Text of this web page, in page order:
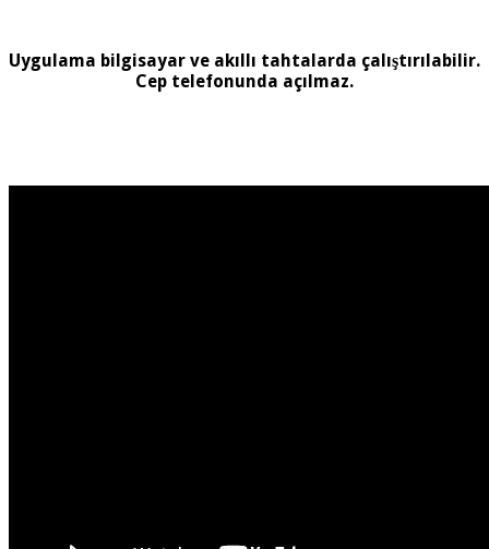
Uygulama bilgisayar ve akıllı tahtalarda çalıştırılabilir.
Cep telefonunda açılmaz.